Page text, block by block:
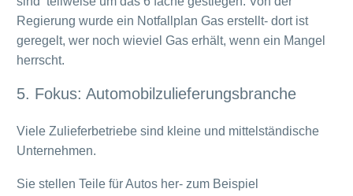
Regierung wurde ein Notfallplan Gas erstellt- dort ist
geregelt, wer noch wieviel Gas erhält, wenn ein Mangel
herrscht.
5. Fokus: Automobilzulieferungsbranche
Viele Zulieferbetriebe sind kleine und mittelständische
Unternehmen.
Sie stellen Teile für Autos her- zum Beispiel